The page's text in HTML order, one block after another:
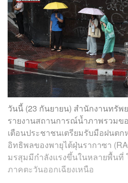
วันนี้ (23 กันยายน) สำนักงานทรั
รายงานสถานการณ์น้ำภาพรวมข
เตือนประชาชนเตรียมรับมือฝนต
อิทธิพลของพายุไต้ฝุ่นรากาซา
มรสุมมีกำลังแรงขึ้นในหลายพื้นที่
ภาคตะวันออกเฉียงเหนือ